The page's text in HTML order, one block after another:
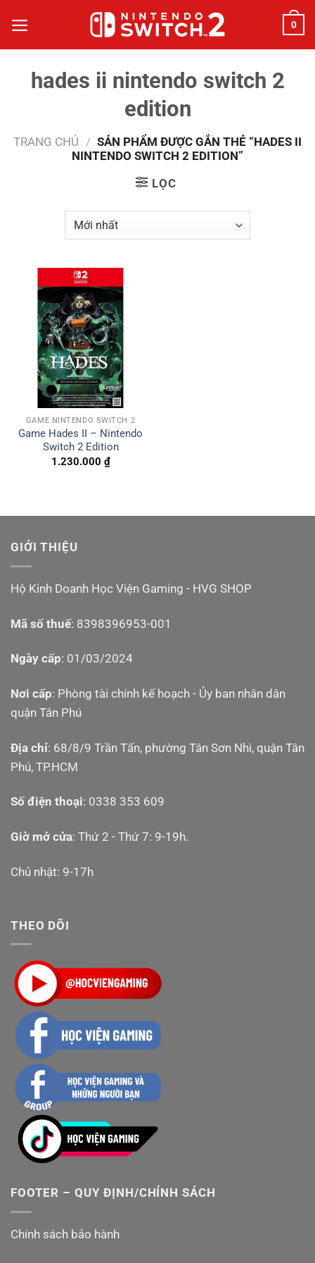
qua
nội
0
hades ii nintendo switch 2
edition
TRANG CHỦ / SẢN PHẨM ĐƯỢC GẮN THẺ “HADES II
NINTENDO SWITCH 2 EDITION”
LỌC
GAME NINTENDO SWITCH 2
Game Hades II – Nintendo
Switch 2 Edition
1.230.000 ₫
GIỚI THIỆU
Hộ Kinh Doanh Học Viện Gaming - HVG SHOP
Mã số thuế: 8398396953-001
Ngày cấp: 01/03/2024
Nơi cấp: Phòng tài chính kế hoạch - Ủy ban nhân dân
quận Tân Phú
Địa chỉ: 68/8/9 Trần Tấn, phường Tân Sơn Nhì, quận Tân
Phú, TP.HCM
Số điện thoại: 0338 353 609
Giờ mở cửa: Thứ 2 - Thứ 7: 9-19h.
Chủ nhật: 9-17h
THEO DÕI
FOOTER – QUY ĐỊNH/CHÍNH SÁCH
Chính sách bảo hành